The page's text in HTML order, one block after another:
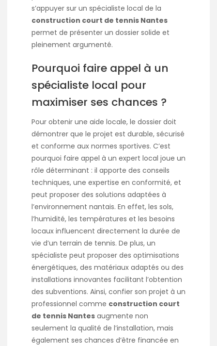
s’appuyer sur un spécialiste local de la
construction court de tennis Nantes
permet de présenter un dossier solide et
pleinement argumenté.
Pourquoi faire appel à un
spécialiste local pour
maximiser ses chances ?
Pour obtenir une aide locale, le dossier doit
démontrer que le projet est durable, sécurisé
et conforme aux normes sportives. C’est
pourquoi faire appel à un expert local joue un
rôle déterminant : il apporte des conseils
techniques, une expertise en conformité, et
peut proposer des solutions adaptées à
l’environnement nantais. En effet, les sols,
l’humidité, les températures et les besoins
locaux influencent directement la durée de
vie d’un terrain de tennis. De plus, un
spécialiste peut proposer des optimisations
énergétiques, des matériaux adaptés ou des
installations innovantes facilitant l’obtention
des subventions. Ainsi, confier son projet à un
professionnel comme construction court
de tennis Nantes augmente non
seulement la qualité de l’installation, mais
également ses chances d’être financée en